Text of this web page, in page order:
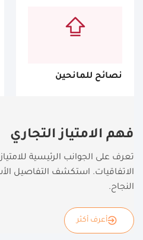
نصائح للمانحين
فهم الامتياز التجاري
تعرف على الجوانب الرئيسية
الاتفاقيات. استكشف التفاصيل
النجاح.
أعرف أكثر